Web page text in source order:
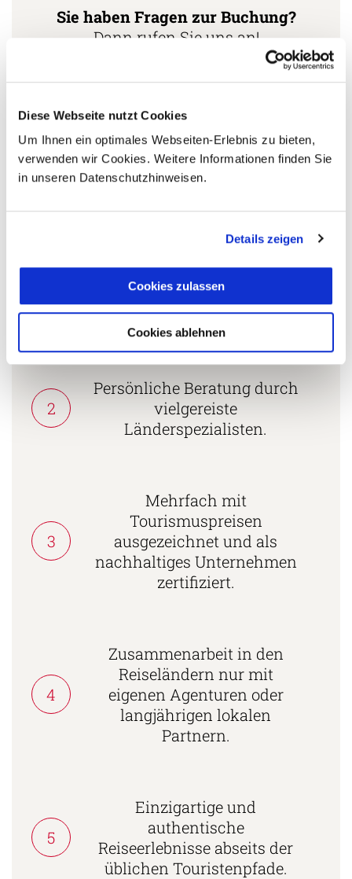
Diese Webseite nutzt Cookies
Um Ihnen ein optimales Webseiten-Erlebnis zu bieten,
verwenden wir Cookies. Weitere Informationen finden Sie
in unseren Datenschutzhinweisen.
Details zeigen
Cookies zulassen
Cookies ablehnen
Sie haben Fragen zur Buchung?
Dann rufen Sie uns an!
+49 (0)761 / 21 16 99-11
s.daniels@aventoura.de
5 Gründe warum Sie mit Ihrer Buchung bei uns
1
Fernreisespezialist mit über
25 Jahren Erfahrung!
2
Persönliche Beratung durch
vielgereiste
Länderspezialisten.
3
Mehrfach mit
Tourismuspreisen
ausgezeichnet und als
nachhaltiges Unternehmen
zertifiziert.
4
Zusammenarbeit in den
Reiseländern nur mit
eigenen Agenturen oder
langjährigen lokalen
Partnern.
5
Einzigartige und
authentische
Reiseerlebnisse abseits der
üblichen Touristenpfade.